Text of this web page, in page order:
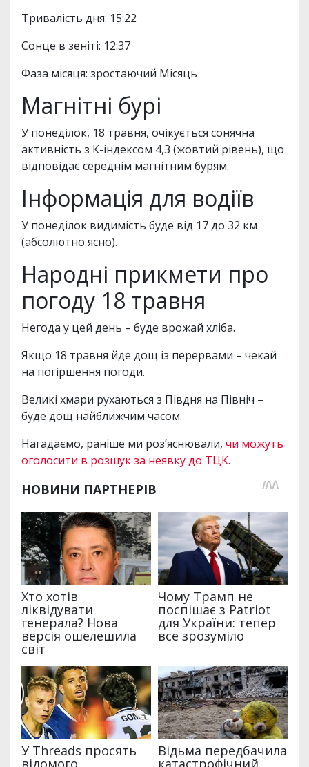
Тривалість дня: 15:22
Сонце в зеніті: 12:37
Фаза місяця: зростаючий Місяць
Магнітні бурі
У понеділок, 18 травня, очікується сонячна
активність з К-індексом 4,3 (жовтий рівень), що
відповідає середнім магнітним бурям.
Інформація для водіїв
У понеділок видимість буде від 17 до 32 км
(абсолютно ясно).
Народні прикмети про
погоду 18 травня
Негода у цей день – буде врожай хліба.
Якщо 18 травня йде дощ із перервами – чекай
на погіршення погоди.
Великі хмари рухаються з Півдня на Північ –
буде дощ найближчим часом.
Нагадаємо, раніше ми роз’яснювали, чи можуть
оголосити в розшук за неявку до ТЦК.